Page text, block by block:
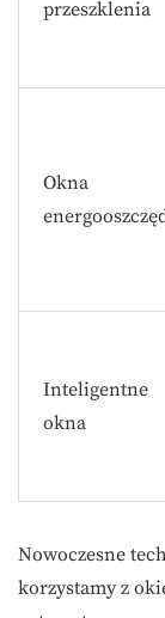
przeszklenia
Okna
Inteligentne
okna
Nowoczesne
korzystamy z